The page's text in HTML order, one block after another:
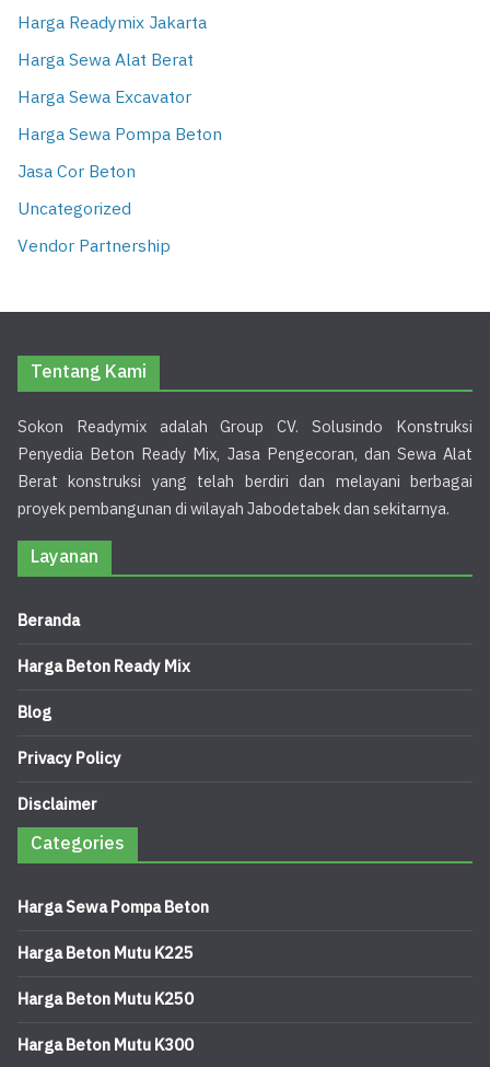
Harga Readymix Jakarta
Harga Sewa Alat Berat
Harga Sewa Excavator
Harga Sewa Pompa Beton
Jasa Cor Beton
Uncategorized
Vendor Partnership
Tentang Kami
Sokon Readymix adalah Group CV. Solusindo Konstruksi
Penyedia Beton Ready Mix, Jasa Pengecoran, dan Sewa Alat
Berat konstruksi yang telah berdiri dan melayani berbagai
proyek pembangunan di wilayah Jabodetabek dan sekitarnya.
Layanan
Beranda
Harga Beton Ready Mix
Blog
Privacy Policy
Disclaimer
Categories
Harga Sewa Pompa Beton
Harga Beton Mutu K225
Harga Beton Mutu K250
Harga Beton Mutu K300